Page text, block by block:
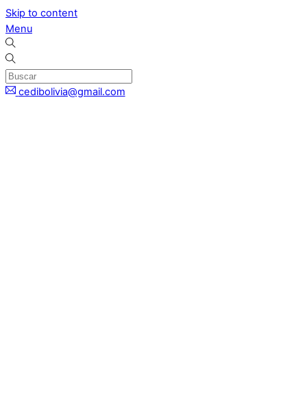
Skip to content
Menu
cedibolivia@gmail.com